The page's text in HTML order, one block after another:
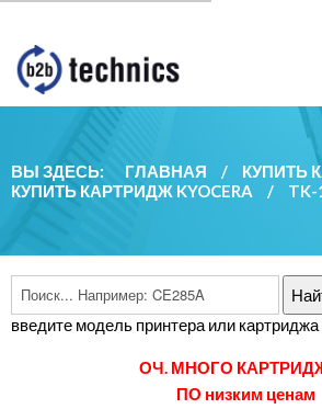
ВЫ ЗДЕСЬ: ГЛАВНАЯ / КУПИТЬ
КУПИТЬ КАРТРИДЖ KYOCERA
/ TK-
введите модель принтера или картриджа
ОЧ. МНОГО
ПО низким ценам